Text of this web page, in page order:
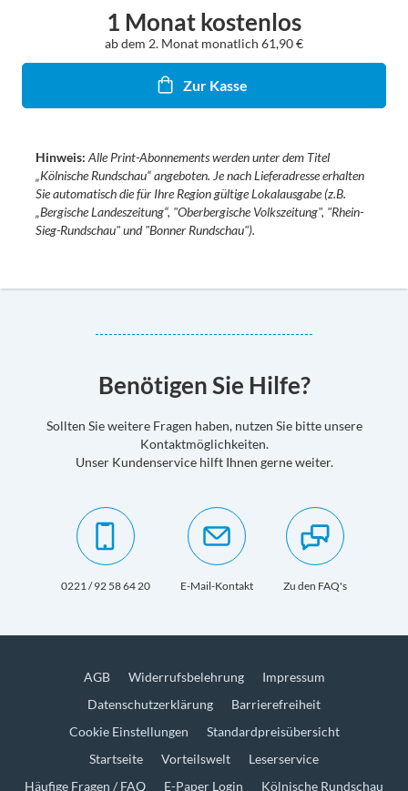
ein
Datum
1 Monat kostenlos
ab dem 2. Monat monatlich 61,90 €
Zur Kasse
Hinweis: Alle Print-Abonnements werden unter dem Titel
„Kölnische Rundschau“ angeboten. Je nach Lieferadresse erhalten
Sie automatisch die für Ihre Region gültige Lokalausgabe (z.B.
„Bergische Landeszeitung“, "Oberbergische Volkszeitung", "Rhein-
Sieg-Rundschau" und "Bonner Rundschau").
Benötigen Sie Hilfe?
Sollten Sie weitere Fragen haben, nutzen Sie bitte unsere
Kontaktmöglichkeiten.
Unser Kundenservice hilft Ihnen gerne weiter.
0221 / 92 58 64 20 E-Mail-Kontakt Zu den FAQ's
AGB Widerrufsbelehrung
Impressum
Datenschutzerklärung
Barrierefreiheit
Cookie Einstellungen
Standardpreisübersicht
Startseite
Vorteilswelt
Leserservice
Häufige Fragen / FAQ
E-Paper Login Kölnische Rundschau